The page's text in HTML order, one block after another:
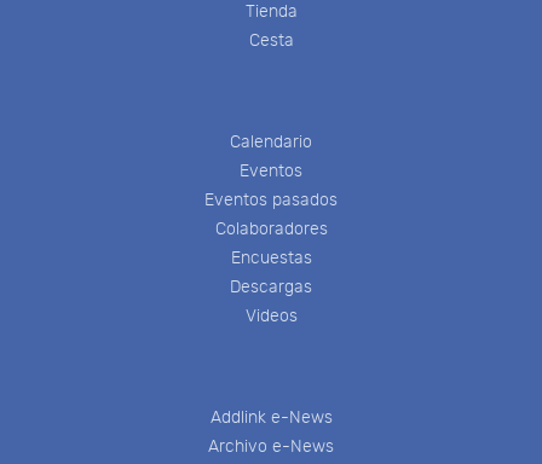
Tienda
Cesta
Calendario
Eventos
Eventos pasados
Colaboradores
Encuestas
Descargas
Videos
Addlink e-News
Archivo e-News